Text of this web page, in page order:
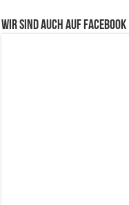
Wir sind auch auf Facebook